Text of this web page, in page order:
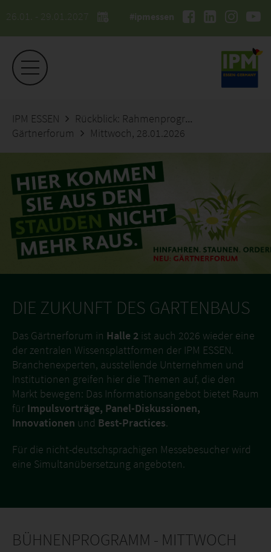
26.01. - 29.01.2027 #ipmessen
IPM ESSEN
Rückblick: Rahmenprogramm 2026
Gärtnerforum
Mittwoch, 28.01.2026
DIE ZUKUNFT DES GARTENBAUS
Das Gärtnerforum in Halle 2 ist auch 2026 wieder eine
der zentralen Wissensplattformen der IPM ESSEN.
Branchenexperten, ausstellende Unternehmen und
Institutionen greifen hier die Themen auf, die den
Markt bewegen: Das Informationsangebot bietet Raum
für Impulsvorträge, Panel-Diskussionen,
Innovationen und Best-Practices.
Für die nicht-deutschsprachigen Messebesucher wird
eine Simultanübersetzung angeboten.
BÜHNENPROGRAMM - MITTWOCH